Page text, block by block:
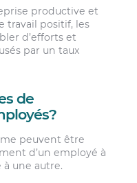
productive et
travail positif, les
d’efforts et
par un taux
de
peuvent être
d’un employé à
une autre.